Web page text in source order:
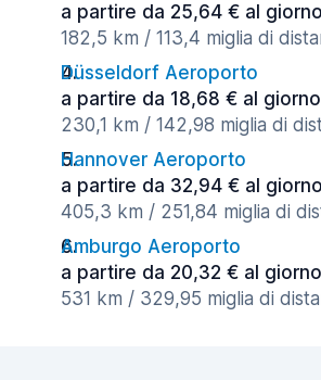
a partire da 25,64 € al giorno
182,5 km / 113,4 miglia di
Düsseldorf Aeroporto
a partire da 18,68 € al giorno
230,1 km / 142,98 miglia di
Hannover Aeroporto
a partire da 32,94 € al giorno
405,3 km / 251,84 miglia di
Amburgo Aeroporto
a partire da 20,32 € al giorno
531 km / 329,95 miglia di